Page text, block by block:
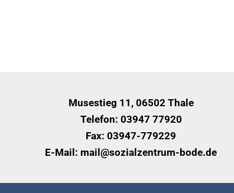
Musestieg 11, 06502 Thale
Telefon: 03947 77920
Fax: 03947-779229
E-Mail: mail@sozialzentrum-bode.de